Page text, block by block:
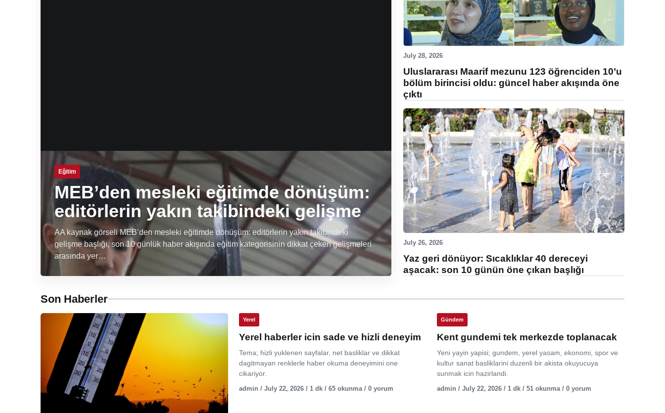
Eğitim
MEB’den mesleki eğitimde dönüşüm:
editörlerin yakın takibindeki gelişme
AA kaynak görseli MEB’den mesleki eğitimde dönüşüm: editörlerin yakın takibindeki
gelişme başlığı, son 10 günlük haber akışında eğitim kategorisinin dikkat çeken gelişmeleri
arasında yer…
July 28, 2026
Uluslararası Maarif mezunu 123 öğrenciden 10’u
bölüm birincisi oldu: güncel haber akışında öne
çıktı
July 26, 2026
Yaz geri dönüyor: Sıcaklıklar 40 dereceyi
aşacak: son 10 günün öne çıkan başlığı
Son Haberler
Yerel
Yerel haberler icin sade ve hizli deneyim
Tema; hizli yuklenen sayfalar, net basliklar ve dikkat
dagitmayan renklerle haber okuma deneyimini one
cikariyor.
admin / July 22, 2026 / 1 dk / 65 okunma / 0 yorum
Gündem
Kent gundemi tek merkezde toplanacak
Yeni yayin yapisi; gundem, yerel yasam, ekonomi, spor ve
kultur sanat basliklarini duzenli bir akista okuyucuya
sunmak icin hazirlandi.
admin / July 22, 2026 / 1 dk / 51 okunma / 0 yorum